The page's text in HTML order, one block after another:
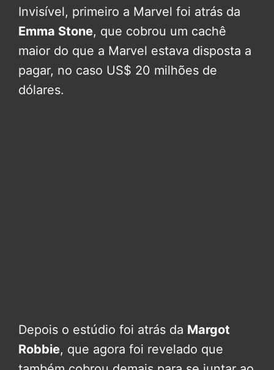
Invisível, primeiro a Marvel foi atrás da
Emma Stone, que cobrou um cachê
maior do que a Marvel estava disposta a
pagar, no caso US$ 20 milhões de
dólares.
Depois o estúdio foi atrás da Margot
Robbie, que agora foi revelado que